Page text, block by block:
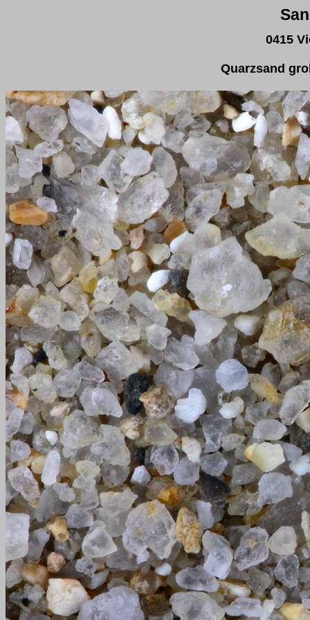
0415
Quarzsand